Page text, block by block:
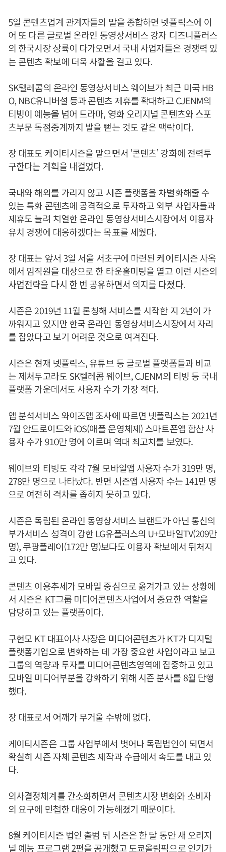
5일 콘텐츠업계 관계자들의 말을 종합하면 넷플릭스에 이
어 또 다른 글로벌 온라인 동영상서비스 강자 디즈니플러스
의 한국시장 상륙이 다가오면서 국내 사업자들은 경쟁력 있
는 콘텐츠 확보에 더욱 사활을 걸고 있다.
SK텔레콤의 온라인 동영상서비스 웨이브가 최근 미국 HB
O, NBC유니버설 등과 콘텐츠 제휴를 확대하고 CJENM의
티빙이 예능을 넘어 드라마, 영화 오리지널 콘텐츠와 스포
츠부문 독점중계까지 발을 뻗는 것도 같은 맥락이다.
장 대표도 케이티시즌을 맡으면서 ‘콘텐츠’ 강화에 전력투
구한다는 계획을 내걸었다.
국내와 해외를 가리지 않고 시즌 플랫폼을 차별화해줄 수
있는 특화 콘텐츠에 공격적으로 투자하고 외부 사업자들과
제휴도 늘려 치열한 온라인 동영상서비스시장에서 이용자
유치 경쟁에 대응하겠다는 목표를 세웠다.
장 대표는 앞서 3일 서울 서초구에 마련된 케이티시즌 사옥
에서 임직원을 대상으로 한 타운홀미팅을 열고 이런 시즌의
사업전략을 다시 한 번 공유하면서 의지를 다졌다.
시즌은 2019년 11월 론칭해 서비스를 시작한 지 2년이 가
까워지고 있지만 한국 온라인 동영상서비스시장에서 자리
를 잡았다고 보기 어려운 것으로 여겨진다.
시즌은 현재 넷플릭스, 유튜브 등 글로벌 플랫폼들과 비교
는 제쳐두고라도 SK텔레콤 웨이브, CJENM의 티빙 등 국내
플랫폼 가운데서도 사용자 수가 가장 적다.
앱 분석서비스 와이즈앱 조사에 따르면 넷플릭스는 2021년
7월 안드로이드와 iOS(애플 운영체제) 스마트폰앱 합산 사
용자 수가 910만 명에 이르며 역대 최고치를 보였다.
웨이브와 티빙도 각각 7월 모바일앱 사용자 수가 319만 명,
278만 명으로 나타났다. 반면 시즌앱 사용자 수는 141만 명
으로 여전히 격차를 좁히지 못하고 있다.
시즌은 독립된 온라인 동영상서비스 브랜드가 아닌 통신의
부가서비스 성격이 강한 LG유플러스의 U+모바일TV(209만
명), 쿠팡플레이(172만 명)보다도 이용자 확보에서 뒤처지
고 있다.
콘텐츠 이용추세가 모바일 중심으로 옮겨가고 있는 상황에
서 시즌은 KT그룹 미디어콘텐츠사업에서 중요한 역할을
담당하고 있는 플랫폼이다.
구현모KT 대표이사 사장은 미디어콘텐츠가 KT가 디지털
플랫폼기업으로 변화하는 데 가장 중요한 사업이라고 보고
그룹의 역량과 투자를 미디어콘텐츠영역에 집중하고 있고
모바일 미디어부분을 강화하기 위해 시즌 분사를 8월 단행
했다.
장 대표로서 어깨가 무거울 수밖에 없다.
케이티시즌은 그룹 사업부에서 벗어나 독립법인이 되면서
확실히 시즌 자체 콘텐츠 제작과 수급에서 속도를 내고 있
다.
의사결정체계를 간소화하면서 콘텐츠시장 변화와 소비자
의 요구에 민첩한 대응이 가능해졌기 때문이다.
8월 케이티시즌 법인 출범 뒤 시즌은 한 달 동안 새 오리지
널 예능 프로그램 2편을 공개했고 도쿄올림픽으로 인기가